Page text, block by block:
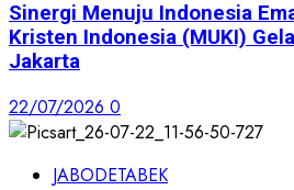
Sinergi Menuju Indonesia
Kristen Indonesia (MUKI)
Jakarta
22/07/2026 0
JABODETABEK